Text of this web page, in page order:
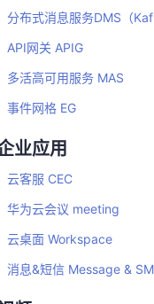
分布式消息服务DMS（
API网关 APIG
多活高可用服务 MAS
事件网格 EG
业应用
云客服 CEC
华为云会议 meeting
云桌面 Workspace
消息&短信 Message &